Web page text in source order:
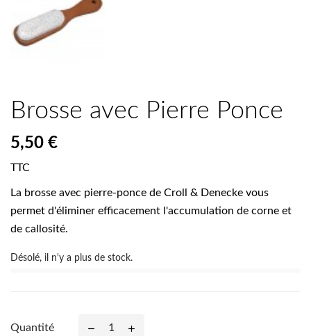
Brosse avec Pierre Ponce
5,50 €
TTC
La brosse avec pierre-ponce de Croll & Denecke vous
permet d'éliminer efficacement l'accumulation de corne et
de callosité.
Désolé, il n'y a plus de stock.
Quantité